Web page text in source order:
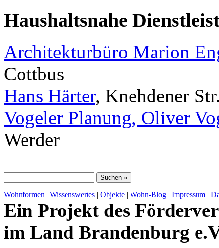
Haushaltsnahe
Architekturbüro Marion
Cottbus
Hans Härter, Knehdener
Vogeler Planung, Oliver
Werder
Wohnformen | Wissenswertes | Objekte | Wohn-Blog | Impressum |
Ein Projekt des
im Land Brandenburg